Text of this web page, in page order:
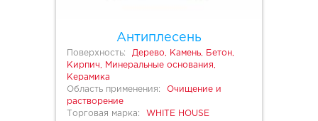
Антиплесень
Поверхность:
Дерево, Камень, Бетон,
Кирпич, Минеральные основания,
Керамика
Область применения:
Очищение и
растворение
Торговая марка:
WHITE HOUSE